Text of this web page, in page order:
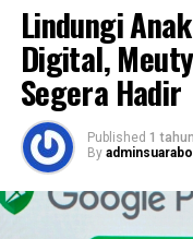
Lindungi
Digital,
Segera Hadir
Published 1
By